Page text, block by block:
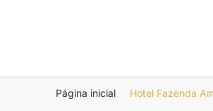
Portal
Página inicial Hotel Fazenda